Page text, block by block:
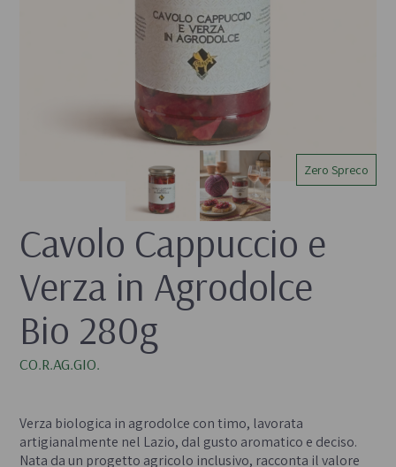
Zero Spreco
Cavolo Cappuccio e
Verza in Agrodolce
Bio 280g
-
CO.R.AG.GIO.
Verza biologica in agrodolce con timo, lavorata
artigianalmente nel Lazio, dal gusto aromatico e deciso.
Nata da un progetto agricolo inclusivo, racconta il valore